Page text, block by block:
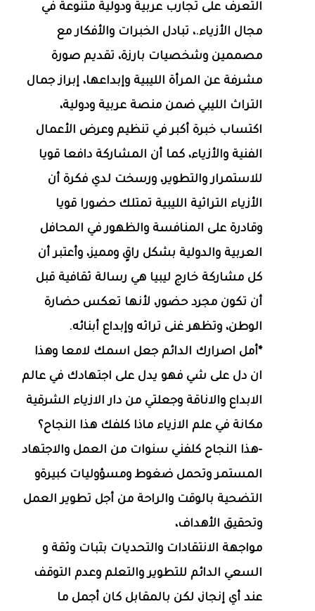
التعرف على تجارب عربية ودولية متنوعة في
مجال الأزياء.، تبادل الخبرات والأفكار مع
مصممين وشخصيات بارزة، تقديم صورة
مشرفة عن المرأة الليبية وإبداعها، إبراز جمال
التراث الليبي ضمن منصة عربية ودولية،
اكتساب خبرة أكبر في تنظيم وعرض الأعمال
الفنية والأزياء، كما أن المشاركة دافعا قويا
للاستمرار والتطوير، ورسخت لدي فكرة أن
الأزياء التراثية الليبية تمتلك حضورا قويا
وقادرة على المنافسة والظهور في المحافل
العربية والدولية بشكل راقٍ ومميز، وأعتبر أن
كل مشاركة خارج ليبيا هي رسالة ثقافية قبل
أن تكون مجرد حضور، لأنها تعكس حضارة
الوطن، وتظهر غنى تراثه وإبداع أبنائه.
*أمل اصرارك الدائم جعل اسمك لامعا وهذا
ان دل على شي فهو يدل على اجتهادك في عالم
الابداع والاناقة وجعلتي من دار الازياء الشرقية
مكانة في علم الازياء ماذا كلفك هذا النجاح؟
-هذا النجاح كلفني سنوات من العمل والاجتهاد
المستمر وتحمل ضغوط ومسؤوليات كبيرةو
التضحية بالوقت والراحة من أجل تطوير العمل
وتحقيق الأهداف،
مواجهة الانتقادات والتحديات بثبات وثقة و
السعي الدائم للتطوير والتعلم وعدم التوقف
عند أي إنجاز، لكن بالمقابل كان أجمل ما